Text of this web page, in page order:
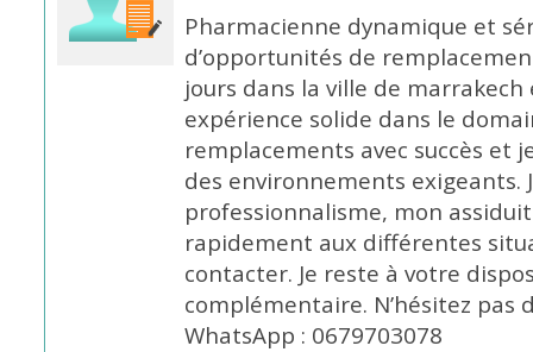
Pharmacienne dynamique et
d’opportunités de
jours dans la ville de marrakech
expérience solide dans le
remplacements avec succès et
des environnements exigeants.
professionnalisme, mon
rapidement aux différentes
contacter. Je reste à votre
complémentaire. N’hésitez
WhatsApp : 0679703078